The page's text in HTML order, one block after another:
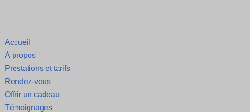
Accueil
À propos
Prestations et tarifs
Rendez-vous
Offrir un cadeau
Témoignages